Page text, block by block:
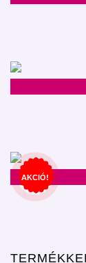
AKCIÓ!